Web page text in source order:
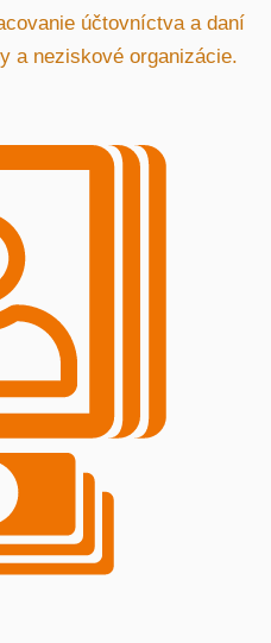
účtovníctva a daní
a neziskové organizácie.